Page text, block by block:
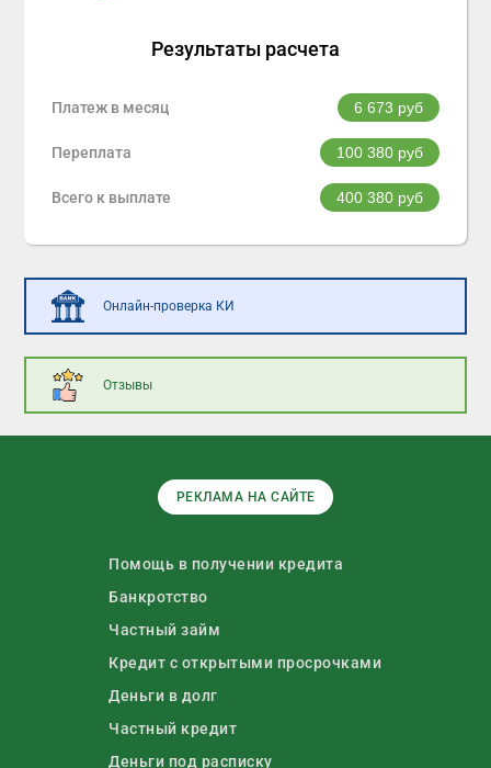
Результаты расчета
Платеж в месяц 6 673 руб
Переплата 100 380руб
Всего к выплате 400 380руб
Онлайн-проверка КИ
Отзывы
РЕКЛАМА НА САЙТЕ
Помощь в получении кредита
Банкротство
Частный займ
Кредит с открытыми просрочками
Деньги в долг
Частный кредит
Деньги под расписку